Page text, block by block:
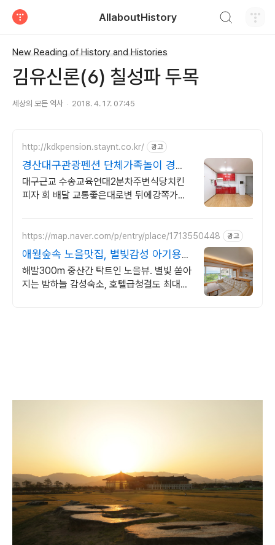
AllaboutHistory
New Reading of History and Histories
김유신론(6) 칠성파 두목
세상의 모든 역사 2018. 4. 17. 07:45
http://kdkpension.staynt.co.kr/ 광고
경산대구관광펜션 단체가족놀이 경산
시내펜션 음식배달 바베규
대구근교 수송교육연대2분차주변식당치킨
피자 회 배달 교통좋은대로변 뒤에강쪽가족
영대역
https://map.naver.com/p/entry/place/1713550448 광고
애월숲속 노을맛집, 별빛감성 아기용품
완벽구비, 대가족
해발300m 중산간 탁트인 노을뷰. 별빛 쏟아
지는 밤하늘 감성숙소, 호텔급청결도 최대